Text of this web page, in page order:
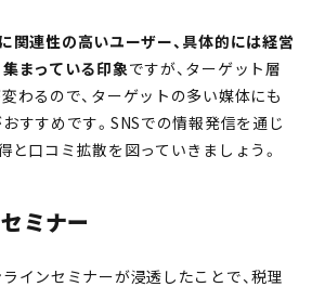
関連性の高いユーザー、具体的には経営
まっている印象ですが、ターゲット層
わるので、ターゲットの多い媒体にも
すすめです。SNSでの情報発信を通じ
と口コミ拡散を図っていきましょう。
ミナー
インセミナーが浸透したことで、税理